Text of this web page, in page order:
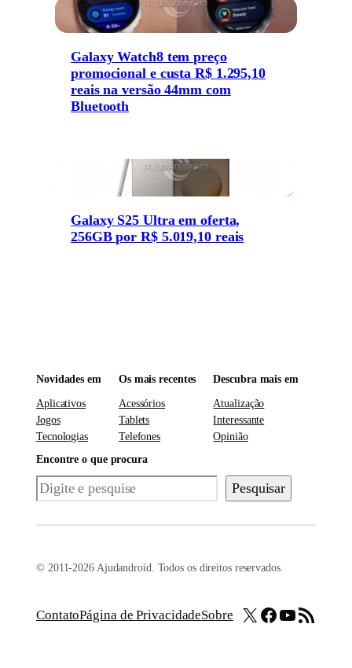
Galaxy Watch8 tem preço
promocional e custa R$ 1.295,10
reais na versão 44mm com
Bluetooth
Galaxy S25 Ultra em oferta,
256GB por R$ 5.019,10 reais
Novidades em
Aplicativos
Jogos
Tecnologias
Os mais recentes
Acessórios
Tablets
Telefones
Descubra mais em
Atualização
Interessante
Opinião
Encontre o que procura
Pesquisar Pesquisar
© 2011-2026 Ajudandroid. Todos os direitos reservados.
ContatoPágina de PrivacidadeSobre X Facebook
Youtube
Feed RSS